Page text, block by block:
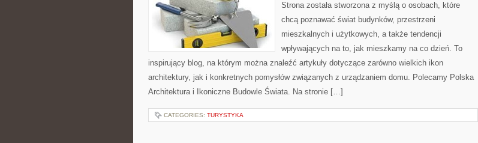
Strona została stworzona z myślą o osobach, które
chcą poznawać świat budynków, przestrzeni
mieszkalnych i użytkowych, a także tendencji
wpływających na to, jak mieszkamy na co dzień. To
inspirujący blog, na którym można znaleźć artykuły dotyczące zarówno wielkich ikon
architektury, jak i konkretnych pomysłów związanych z urządzaniem domu. Polecamy Polska
Architektura i Ikoniczne Budowle Świata. Na stronie […]
CATEGORIES: TURYSTYKA